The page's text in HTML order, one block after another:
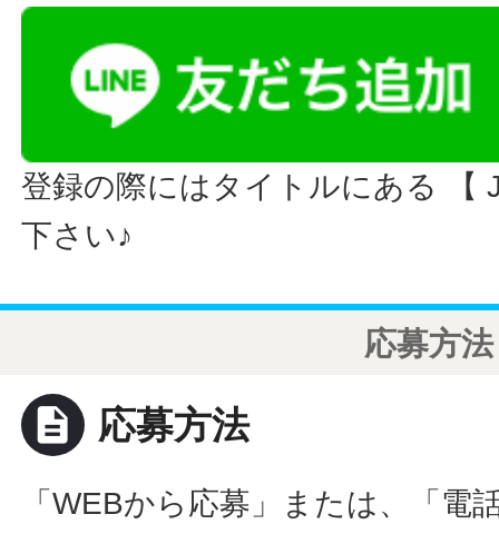
登録の際にはタイトルにある 【
下さい♪
応募方法
description 応募方法
「WEBから応募」または、「電